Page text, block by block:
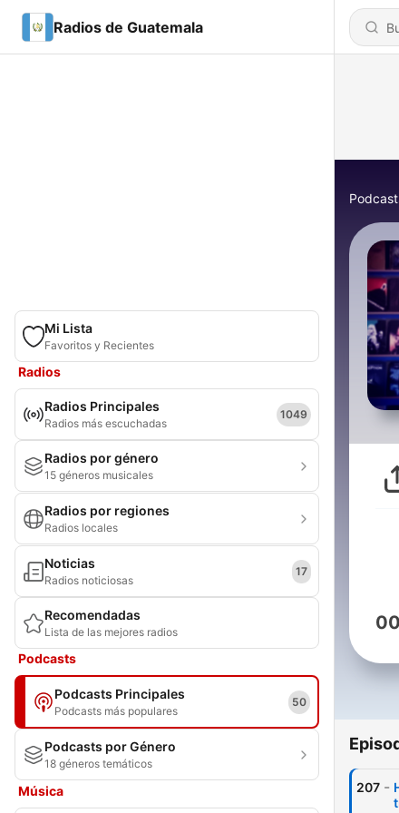
Radios de Guatemala
Mi Lista
Favoritos y Recientes
Radios
Radios Principales
Radios más escuchadas
1049
Radios por género
15 géneros musicales
Radios por regiones
Radios locales
Noticias
Radios noticiosas
17
Recomendadas
Lista de las mejores radios
Podcasts
Podcasts Principales
Podcasts más populares
50
Podcasts por Género
18 géneros temáticos
Música 207 -